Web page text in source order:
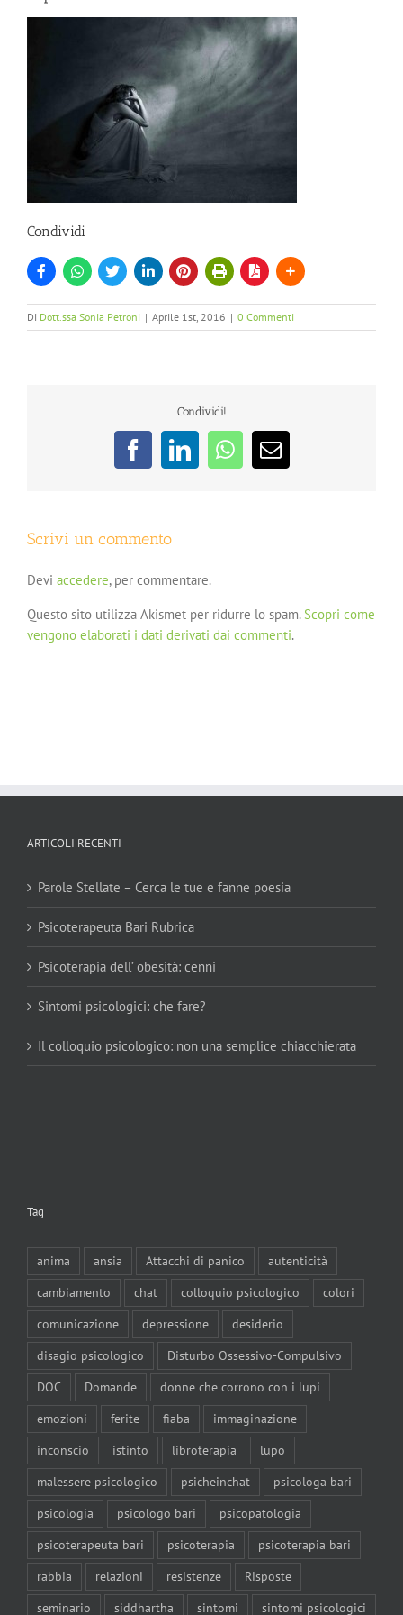
Condividi
Di Dott.ssa Sonia Petroni | Aprile 1st, 2016 | 0 Commenti
Condividi!
FacebookLinkedInWhatsApp
Email
Scrivi un commento
Devi accedere, per commentare.
Questo sito utilizza Akismet per ridurre lo spam. Scopri come
vengono elaborati i dati derivati dai commenti.
ARTICOLI RECENTI
Parole Stellate – Cerca le tue e fanne poesia
Psicoterapeuta Bari Rubrica
Psicoterapia dell’ obesità: cenni
Sintomi psicologici: che fare?
Il colloquio psicologico: non una semplice chiacchierata
Tag
anima ansia Attacchi di panico
autenticità
cambiamento
chat colloquio psicologico
colori
comunicazione
depressione
desiderio
disagio psicologico
Disturbo Ossessivo-Compulsivo
DOC
Domande
donne che corrono con i lupi
emozioni
ferite fiaba
immaginazione
inconscio
istinto libroterapia
lupo
malessere psicologico
psicheinchat
psicologa bari
psicologia
psicologo bari
psicopatologia
psicoterapeuta bari
psicoterapia
psicoterapia bari
rabbia
relazioni resistenze
Risposte
seminario
siddhartha sintomi sintomi psicologici